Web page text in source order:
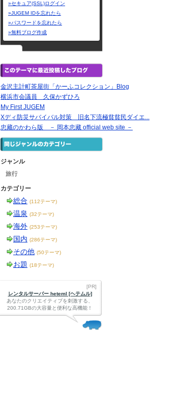
»セキュア(SSL)ログイン
»JUGEM IDを忘れたら
»パスワードを忘れたら
»無料ブログ作成
金沢主計町茶屋街「かーふコレクション」Blog
横浜市会議員 久保かずひろ
My First JUGEM
Xディ防災サバイバル対策 旧名下流極貧貧民ダイエ...
忠藏のかわら版 － 岡本忠藏 official web site －
ジャンル
旅行
カテゴリー
総合 (112テーマ)
温泉 (32テーマ)
海外 (253テーマ)
国内 (286テーマ)
その他 (50テーマ)
お題 (18テーマ)
[PR]
レンタルサーバー heteml [ヘテムル]
あなたのクリエイティブを刺激する、
200.71GBの大容量と便利な高機能！